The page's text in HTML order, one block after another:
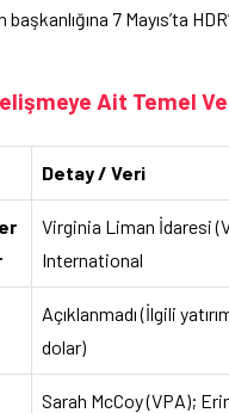
başkanlığına 7 Mayıs’ta
Ait Temel
Detay / Veri
Virginia Liman İdaresi
International
Açıklanmadı (İlgili
dolar)
Sarah McCoy (VPA);